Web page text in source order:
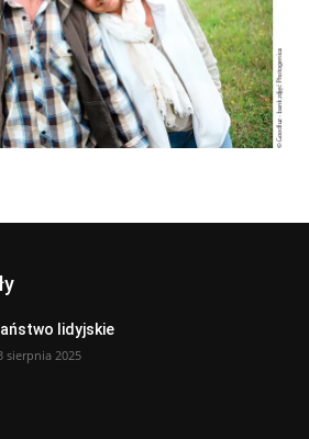
lidyjskie
sierpnia 2025